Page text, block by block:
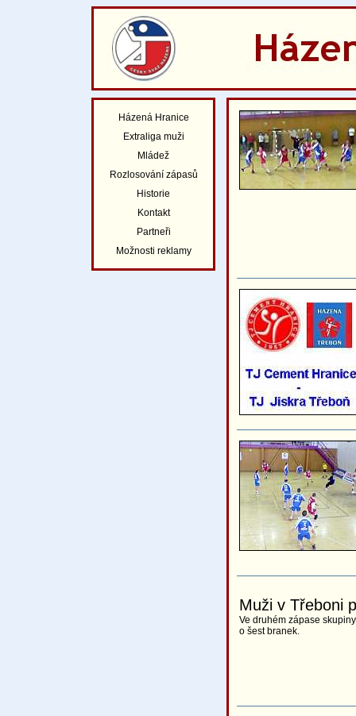
Házená Hranice
Extraliga muži
Mládež
Rozlosování zápasů
Historie
Kontakt
Partneři
Možnosti reklamy
Muži v Třeboni
Ve druhém zápase
o šest branek.